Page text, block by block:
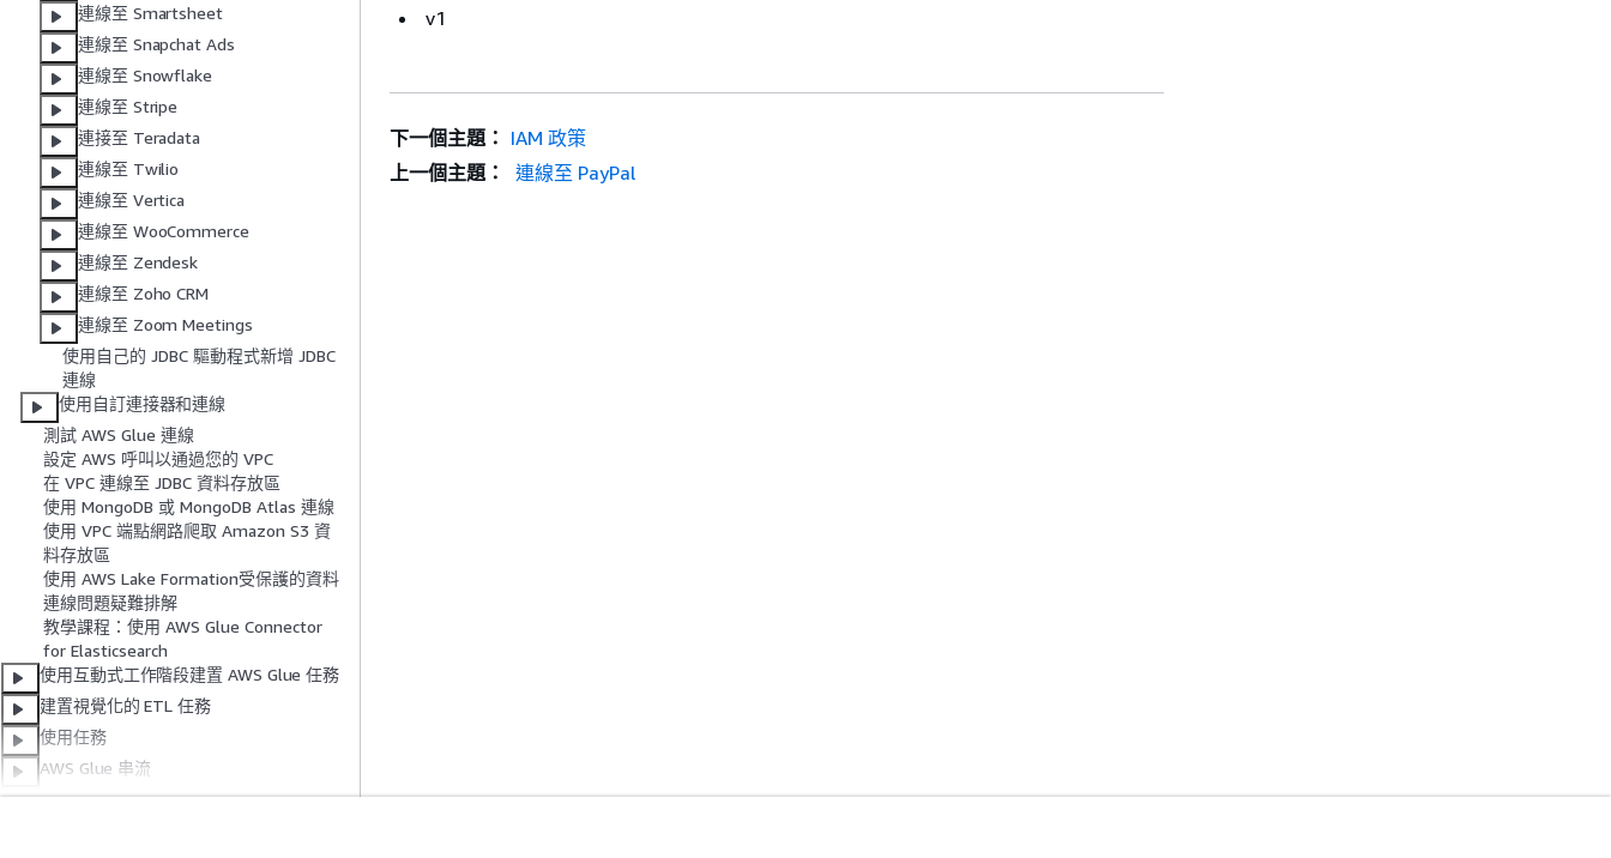
連線至 Smartsheet
連線至 Snapchat Ads
連線至 Snowflake
連線至 Stripe
連接至 Teradata
連線至 Twilio
連線至 Vertica
連線至 WooCommerce
連線至 Zendesk
連線至 Zoho CRM
連線至 Zoom Meetings
使用自己的 JDBC 驅動程式新增 JDBC
連線
使用自訂連接器和連線
測試 AWS Glue 連線
設定 AWS 呼叫以通過您的 VPC
在 VPC 連線至 JDBC 資料存放區
使用 MongoDB 或 MongoDB Atlas 連線
使用 VPC 端點網路爬取 Amazon S3 資
料存放區
使用 AWS Lake Formation受保護的資料
連線問題疑難排解
教學課程：使用 AWS Glue Connector
for Elasticsearch
使用互動式工作階段建置 AWS Glue 任務
建置視覺化的 ETL 任務
使用任務
AWS Glue 串流
零 ETL 整合
v1
下一個主題： IAM 政策
上一個主題：
連線至 PayPal